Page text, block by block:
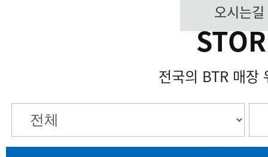
오시는길
전국의 BTR 매장